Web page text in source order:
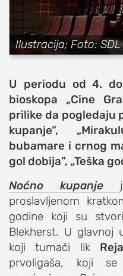
sport
fudbal
košarka
rukomet
e-sport
ostali
zabava
muzika
putovanja
moda i stil
studenti
organizacije
konkursi
fakulteti
Ilustracija; Foto:
U periodu od 4.
bioskopa „Cine
prilike da pogledaju
kupanje”,
bubamare i crnog
gol dobija”, „Teška
Noćno kupanje
proslavljenom
godine koji su
Blekherst. U glavnoj
koji tumači lik
prvoligaša, koji